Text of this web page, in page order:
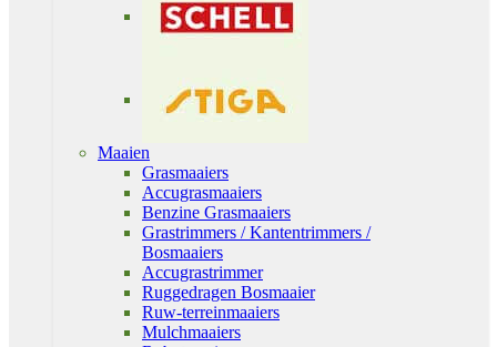
Maaien
Grasmaaiers
Accugrasmaaiers
Benzine Grasmaaiers
Grastrimmers / Kantentrimmers /
Bosmaaiers
Accugrastrimmer
Ruggedragen Bosmaaier
Ruw-terreinmaaiers
Mulchmaaiers